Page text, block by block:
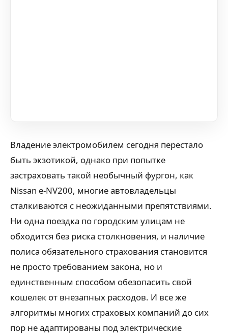
Владение электромобилем сегодня перестало
быть экзотикой, однако при попытке
застраховать такой необычный фургон, как
Nissan e-NV200, многие автовладельцы
сталкиваются с неожиданными препятствиями.
Ни одна поездка по городским улицам не
обходится без риска столкновения, и наличие
полиса обязательного страхования становится
не просто требованием закона, но и
единственным способом обезопасить свой
кошелек от внезапных расходов. И все же
алгоритмы многих страховых компаний до сих
пор не адаптированы под электрические